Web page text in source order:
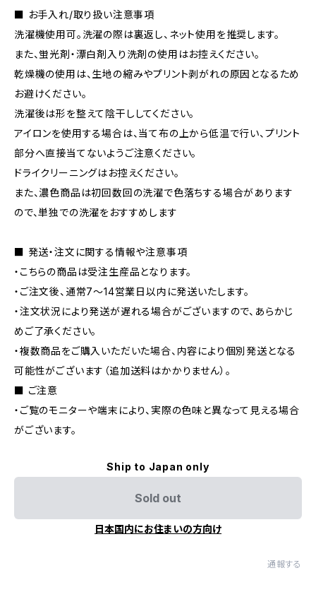
■ お手入れ/取り扱い注意事項
洗濯機使用可。洗濯の際は裏返し、ネット使用を推奨します。
また、蛍光剤・漂白剤入り洗剤の使用はお控えください。
乾燥機の使用は、生地の縮みやプリント剥がれの原因となるため
お避けください。
洗濯後は形を整えて陰干ししてください。
アイロンを使用する場合は、当て布の上から低温で行い、プリント
部分へ直接当てないようご注意ください。
ドライクリーニングはお控えください。
また、濃色商品は初回数回の洗濯で色落ちする場合があります
ので、単独での洗濯をおすすめします
■ 発送・注文に関する情報や注意事項
・こちらの商品は受注生産品となります。
・ご注文後、通常7〜14営業日以内に発送いたします。
・注文状況により発送が遅れる場合がございますので、あらかじ
めご了承ください。
・複数商品をご購入いただいた場合、内容により個別発送となる
可能性がございます（追加送料はかかりません）。
■ ご注意
・ご覧のモニターや端末により、実際の色味と異なって見える場合
がございます。
Ship to Japan only
Sold out
日本国内にお住まいの方向け
通報する